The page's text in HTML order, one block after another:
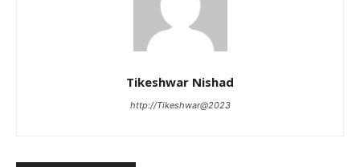
Tikeshwar Nishad
http://Tikeshwar@2023